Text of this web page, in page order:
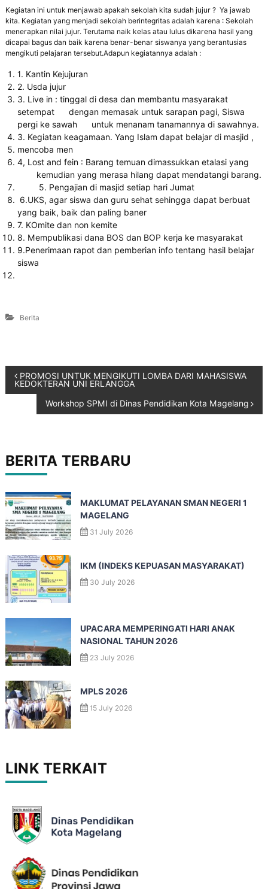
Kegiatan ini untuk menjawab apakah sekolah kita sudah jujur ? Ya jawab
kita. Kegiatan yang menjadi sekolah berintegritas adalah karena : Sekolah
menerapkan nilai jujur. Terutama naik kelas atau lulus dikarena hasil yang
dicapai bagus dan baik karena benar-benar siswanya yang berantusias
mengikuti pelajaran tersebut.Adapun kegiatannya adalah :
1. Kantin Kejujuran
2. Usda jujur
3. Live in : tinggal di desa dan membantu masyarakat
setempat dengan memasak untuk sarapan pagi, Siswa
pergi ke sawah untuk menanam tanamannya di sawahnya.
3. Kegiatan keagamaan. Yang Islam dapat belajar di masjid ,
mencoba men
4, Lost and fein : Barang temuan dimassukkan etalasi yang
kemudian yang merasa hilang dapat mendatangi barang.
5. Pengajian di masjid setiap hari Jumat
6.UKS, agar siswa dan guru sehat sehingga dapat berbuat
yang baik, baik dan paling baner
7. KOmite dan non kemite
8. Mempublikasi dana BOS dan BOP kerja ke masyarakat
9.Penerimaan rapot dan pemberian info tentang hasil belajar
siswa
Berita
PROMOSI UNTUK MENGIKUTI LOMBA DARI MAHASISWA
KEDOKTERAN UNI ERLANGGA
Workshop SPMI di Dinas Pendidikan Kota Magelang
BERITA TERBARU
MAKLUMAT PELAYANAN SMAN NEGERI 1
MAGELANG
31 July 2026
IKM (INDEKS KEPUASAN MASYARAKAT)
30 July 2026
UPACARA MEMPERINGATI HARI ANAK
NASIONAL TAHUN 2026
23 July 2026
MPLS 2026
15 July 2026
LINK TERKAIT